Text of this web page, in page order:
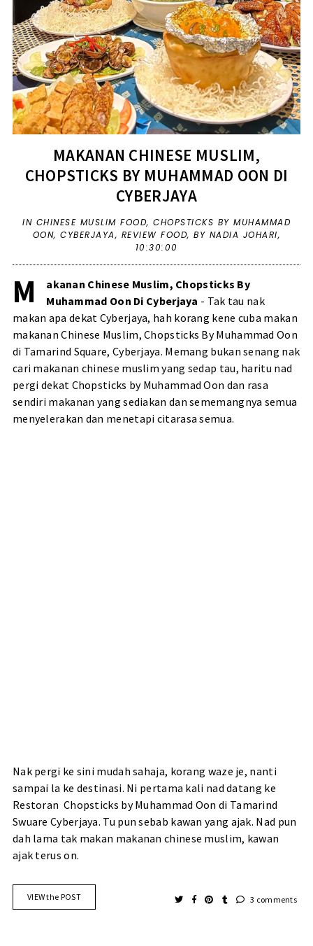
MAKANAN CHINESE MUSLIM,
CHOPSTICKS BY MUHAMMAD OON DI
CYBERJAYA
IN CHINESE MUSLIM FOOD, CHOPSTICKS BY MUHAMMAD
OON,CYBERJAYA, REVIEW FOOD,BY NADIA JOHARI,
10:30:00
M
akanan Chinese Muslim, Chopsticks By
Muhammad Oon Di Cyberjaya - Tak tau nak
makan apa dekat Cyberjaya, hah korang kene cuba makan
makanan Chinese Muslim, Chopsticks By Muhammad Oon
di Tamarind Square, Cyberjaya. Memang bukan senang nak
cari makanan chinese muslim yang sedap tau, haritu nad
pergi dekat Chopsticks by Muhammad Oon dan rasa
sendiri makanan yang sediakan dan sememangnya semua
menyelerakan dan menetapi citarasa semua.
Nak pergi ke sini mudah sahaja, korang waze je, nanti
sampai la ke destinasi. Ni pertama kali nad datang ke
Restoran Chopsticks by Muhammad Oon di Tamarind
Swuare Cyberjaya. Tu pun sebab kawan yang ajak. Nad pun
dah lama tak makan makanan chinese muslim, kawan
ajak terus on.
VIEW the POST 3 comments